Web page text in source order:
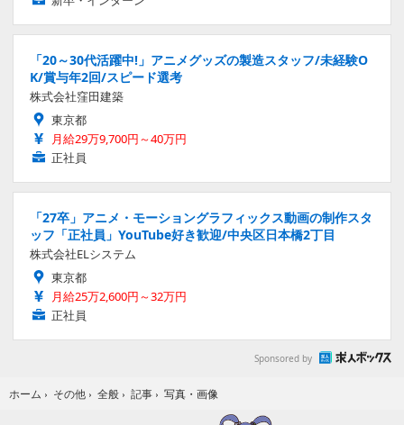
「20～30代活躍中!」アニメグッズの製造スタッフ/未経験O
K/賞与年2回/スピード選考
株式会社窪田建築
東京都
月給29万9,700円～40万円
正社員
「27卒」アニメ・モーショングラフィックス動画の制作スタ
ッフ「正社員」YouTube好き歓迎/中央区日本橋2丁目
株式会社ELシステム
東京都
月給25万2,600円～32万円
正社員
Sponsored by
ホーム › その他 › 全般 › 記事 › 写真・画像